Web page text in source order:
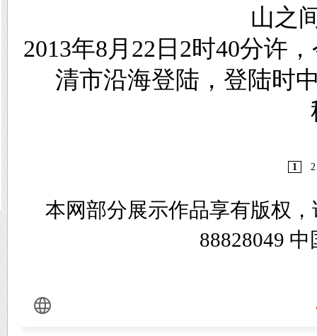
山之
2013年8月22日2时40分许
清市沿海登陆，登陆时
1 2
本网部分展示作品享有版权
88828049